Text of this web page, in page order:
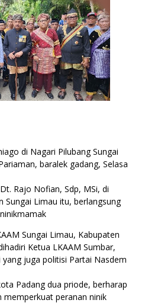
di Nagari Pilubang Sungai
baralek gadang, Selasa
Rajo Nofian, Sdp, MSi, di
Sungai Limau itu, berlangsung
Sungai Limau, Kabupaten
Ketua LKAAM Sumbar,
juga politisi Partai Nasdem
Padang dua priode, berharap
memperkuat peranan ninik